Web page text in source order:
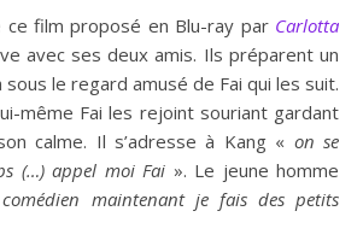
ce film proposé en Blu-ray par Carlotta
avec ses deux amis. Ils préparent un
sous le regard amusé de Fai qui les suit.
même Fai les rejoint souriant gardant
calme. Il s’adresse à Kang « on se
(…) appel moi Fai ». Le jeune homme
comédien maintenant je fais des petits